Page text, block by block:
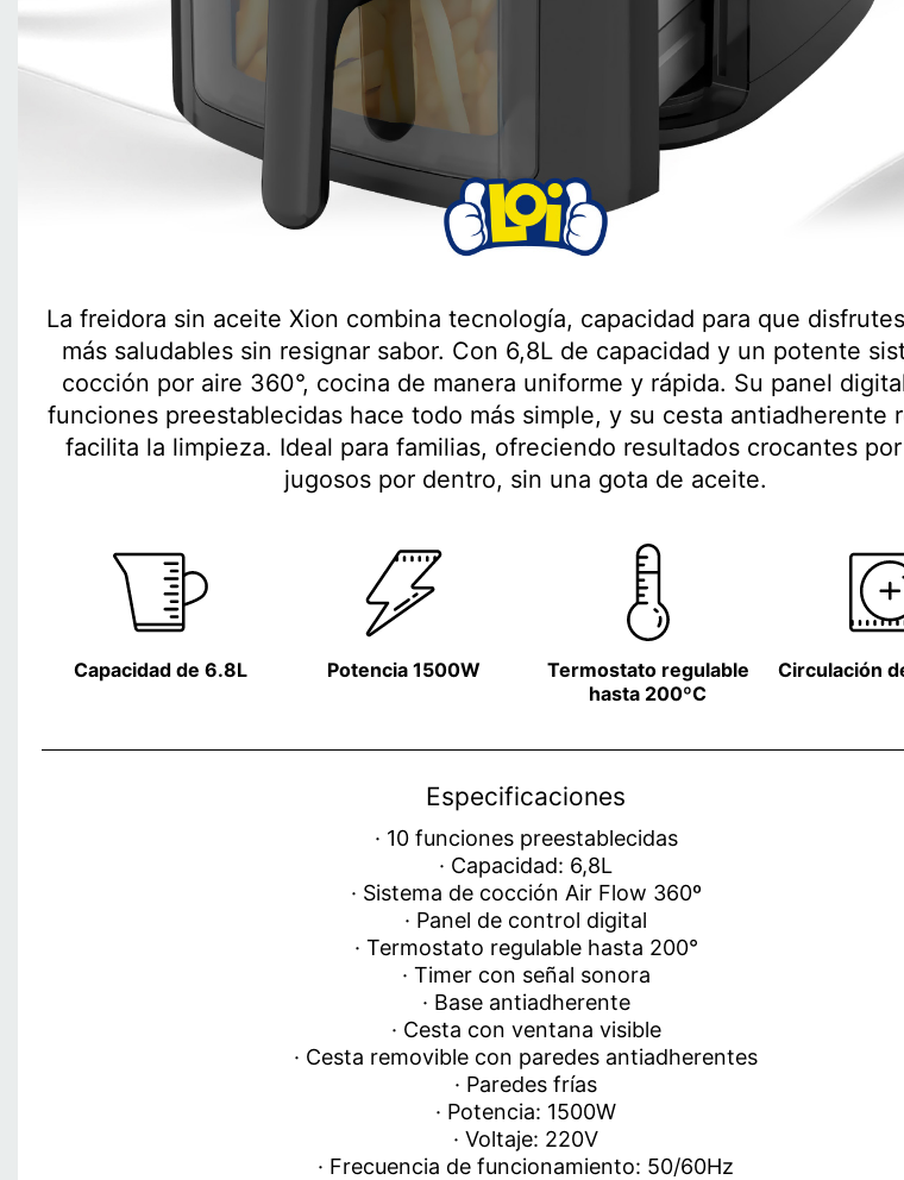
La freidora sin aceite Xion combina tecnología, capacidad para que
más saludables sin resignar sabor. Con 6,8L de capacidad y un potente
cocción por aire 360°, cocina de manera uniforme y rápida. Su panel
funciones preestablecidas hace todo más simple, y su cesta antiadherente
facilita la limpieza. Ideal para familias, ofreciendo resultados crocantes
jugosos por dentro, sin una gota de aceite.
Capacidad de 6.8L Potencia 1500W
Termostato regulable
hasta 200ºC
Circulación
Especificaciones
· 10 funciones preestablecidas
· Capacidad: 6,8L
· Sistema de cocción Air Flow 360º
· Panel de control digital
· Termostato regulable hasta 200°
· Timer con señal sonora
· Base antiadherente
· Cesta con ventana visible
· Cesta removible con paredes antiadherentes
· Paredes frías
· Potencia: 1500W
· Voltaje: 220V
· Frecuencia de funcionamiento: 50/60Hz